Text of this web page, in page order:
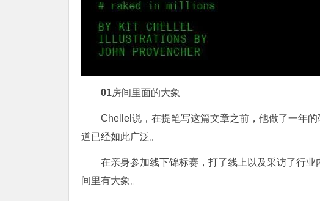
01房间里面的大象
Chellel说，在提笔写这篇文章之前，他做了一年
道已经如此广泛。
在亲身参加线下锦标赛，打了线上以及采访了行
间里有大象。